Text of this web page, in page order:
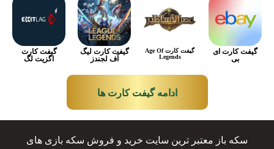
گیفت کارت ای
بی
گیفت کارت Age Of
Legends
گیفت کارت لیگ
آف لجندز
گیفت کارت
اگزیت لگ
ادامه گیفت کارت ها
سکه باز معتبر ترین سایت خرید و فروش سکه بازی های